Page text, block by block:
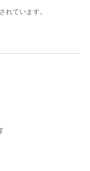
れています。